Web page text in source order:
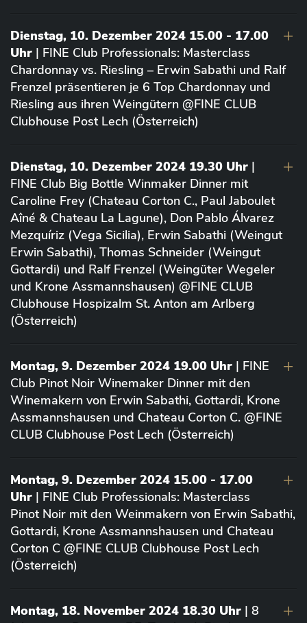
Dienstag, 10. Dezember 2024 15.00 - 17.00
Uhr | FINE Club Professionals: Masterclass
Chardonnay vs. Riesling – Erwin Sabathi und Ralf
Frenzel präsentieren je 6 Top Chardonnay und
Riesling aus ihren Weingütern @FINE CLUB
Clubhouse Post Lech (Österreich)
Dienstag, 10. Dezember 2024 19.30 Uhr |
FINE Club Big Bottle Winmaker Dinner mit
Caroline Frey (Chateau Corton C., Paul Jaboulet
Aîné & Chateau La Lagune), Don Pablo Álvarez
Mezquíriz (Vega Sicilia), Erwin Sabathi (Weingut
Erwin Sabathi), Thomas Schneider (Weingut
Gottardi) und Ralf Frenzel (Weingüter Wegeler
und Krone Assmannshausen) @FINE CLUB
Clubhouse Hospizalm St. Anton am Arlberg
(Österreich)
Montag, 9. Dezember 2024 19.00 Uhr | FINE
Club Pinot Noir Winemaker Dinner mit den
Winemakern von Erwin Sabathi, Gottardi, Krone
Assmannshausen und Chateau Corton C. @FINE
CLUB Clubhouse Post Lech (Österreich)
Montag, 9. Dezember 2024 15.00 - 17.00
Uhr | FINE Club Professionals: Masterclass
Pinot Noir mit den Weinmakern von Erwin Sabathi,
Gottardi, Krone Assmannshausen und Chateau
Corton C @FINE CLUB Clubhouse Post Lech
(Österreich)
Montag, 18. November 2024 18.30 Uhr | 8